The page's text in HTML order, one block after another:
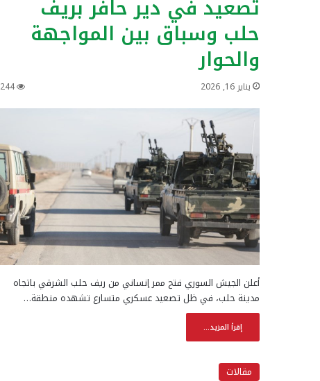
تصعيد في دير حافر بريف
حلب وسباق بين المواجهة
والحوار
يناير 16, 2026 244
أعلن الجيش السوري فتح ممر إنساني من ريف حلب الشرقي باتجاه
مدينة حلب، في ظل تصعيد عسكري متسارع تشهده منطقة…
إقرأ المزيد...
مقالات